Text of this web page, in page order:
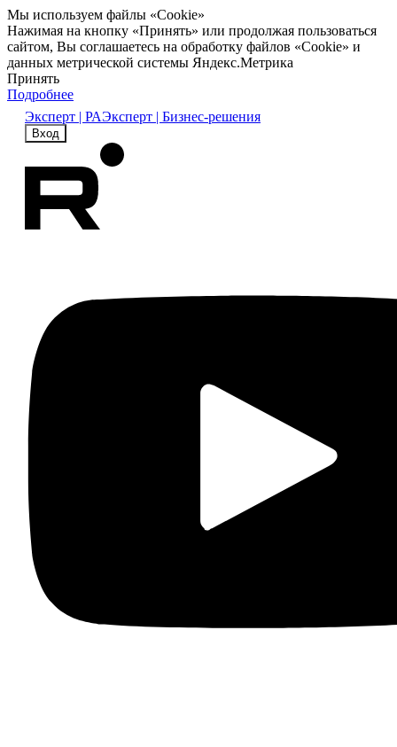
Мы используем файлы «Cookie»
Нажимая на кнопку «Принять» или продолжая пользоваться
сайтом, Вы соглашаетесь на обработку файлов «Cookie» и
данных метрической системы Яндекс.Метрика
Принять
Подробнее
Эксперт | РАЭксперт | Бизнес-решения
Вход